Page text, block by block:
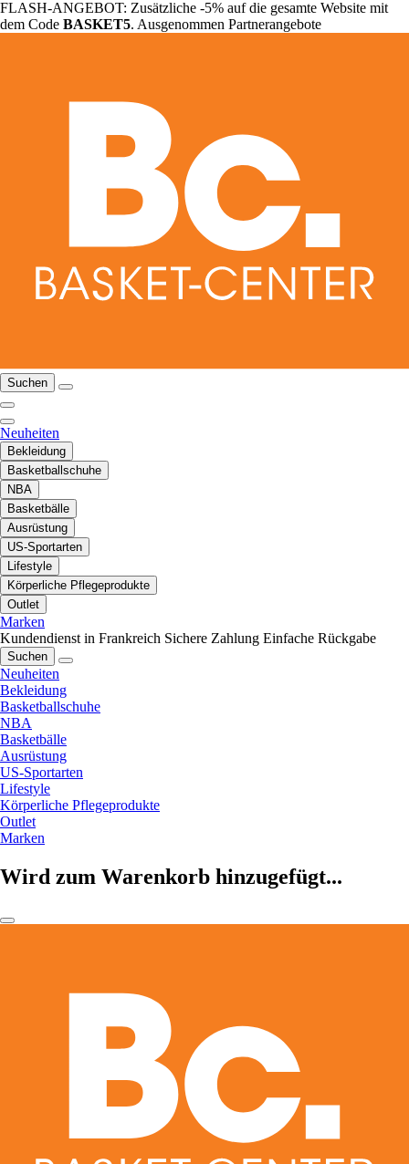
FLASH-ANGEBOT: Zusätzliche -5% auf die gesamte Website mit
dem Code BASKET5. Ausgenommen Partnerangebote
Suchen
Neuheiten
Bekleidung
Basketballschuhe
NBA
Basketbälle
Ausrüstung
US-Sportarten
Lifestyle
Körperliche Pflegeprodukte
Outlet
Marken
Kundendienst in Frankreich Sichere Zahlung Einfache Rückgabe
Suchen
Neuheiten
Bekleidung
Basketballschuhe
NBA
Basketbälle
Ausrüstung
US-Sportarten
Lifestyle
Körperliche Pflegeprodukte
Outlet
Marken
Wird zum Warenkorb hinzugefügt...